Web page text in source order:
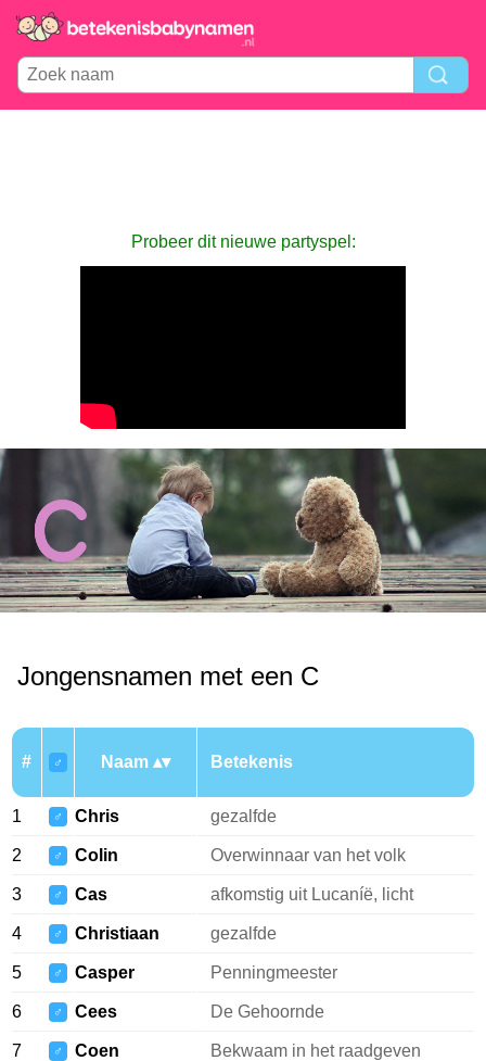
Probeer dit nieuwe partyspel:
Jongensnamen met een C
# ♂ Naam Betekenis
1 ♂ Chris gezalfde
2 ♂ Colin Overwinnaar van het volk
3 ♂ Cas afkomstig uit Lucaníë, licht
4 ♂ Christiaan gezalfde
5 ♂ Casper Penningmeester
6 ♂ Cees De Gehoornde
7 ♂ Coen Bekwaam in het raadgeven